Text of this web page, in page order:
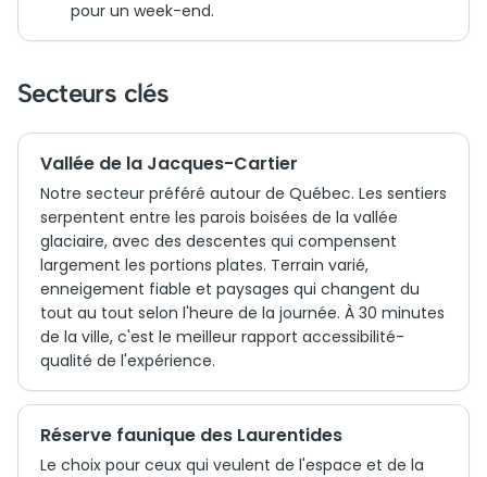
pour un week-end.
Secteurs clés
Vallée de la Jacques-Cartier
Notre secteur préféré autour de Québec. Les sentiers
serpentent entre les parois boisées de la vallée
glaciaire, avec des descentes qui compensent
largement les portions plates. Terrain varié,
enneigement fiable et paysages qui changent du
tout au tout selon l'heure de la journée. À 30 minutes
de la ville, c'est le meilleur rapport accessibilité-
qualité de l'expérience.
Réserve faunique des Laurentides
Le choix pour ceux qui veulent de l'espace et de la